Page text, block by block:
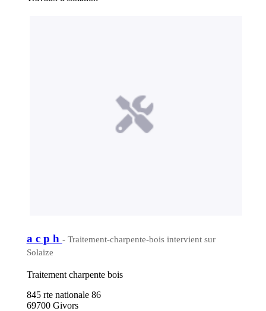
a c p h - Traitement-charpente-bois intervient sur
Solaize
Traitement charpente bois
845 rte nationale 86
69700 Givors